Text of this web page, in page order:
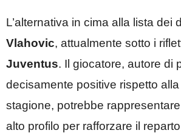
L’alternativa in cima alla lista dei
Vlahovic, attualmente sotto i
Juventus. Il giocatore, autore di
decisamente positive rispetto
stagione, potrebbe
alto profilo per rafforzare il